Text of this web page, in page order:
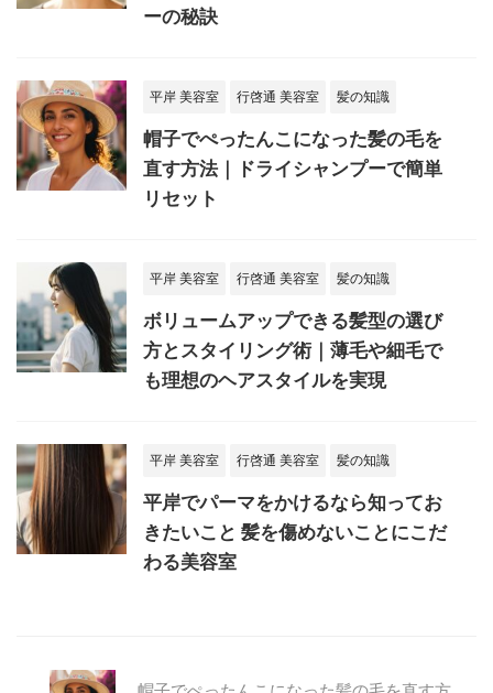
ーの秘訣
平岸 美容室 行啓通 美容室 髪の知識
帽子でぺったんこになった髪の毛を
直す方法｜ドライシャンプーで簡単
リセット
平岸 美容室 行啓通 美容室 髪の知識
ボリュームアップできる髪型の選び
方とスタイリング術｜薄毛や細毛で
も理想のヘアスタイルを実現
平岸 美容室 行啓通 美容室 髪の知識
平岸でパーマをかけるなら知ってお
きたいこと 髪を傷めないことにこだ
わる美容室